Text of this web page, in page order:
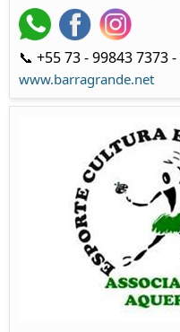
📞 +55 73 - 99843 7373 -
www.barragrande.net